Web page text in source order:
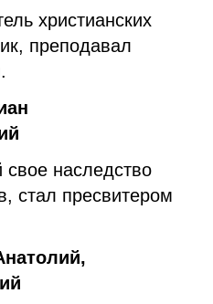
христианских
преподавал
наследство
стал пресвитером